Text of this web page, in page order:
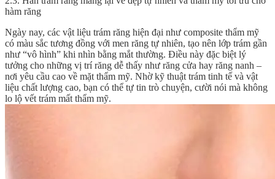
hàm răng
Ngày nay, các vật liệu trám răng hiện đại như composite thẩm mỹ
có màu sắc tương đồng với men răng tự nhiên, tạo nên lớp trám gần
như “vô hình” khi nhìn bằng mắt thường. Điều này đặc biệt lý
tưởng cho những vị trí răng dễ thấy như răng cửa hay răng nanh –
nơi yêu cầu cao về mặt thẩm mỹ. Nhờ kỹ thuật trám tinh tế và vật
liệu chất lượng cao, bạn có thể tự tin trò chuyện, cười nói mà không
lo lộ vết trám mất thẩm mỹ.